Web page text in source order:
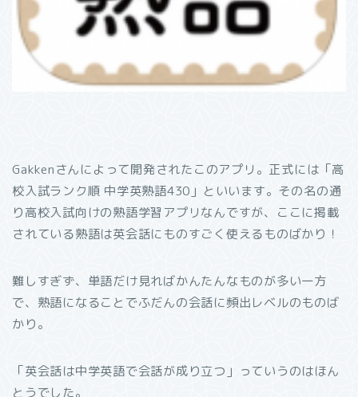
Gakkenさんによって開発されたこのアプリ。正式には「高
校入試ランク順 中学英熟語430」といいます。その名の通
り高校入試向けの熟語学習アプリなんですが、ここに掲載
されている熟語は英会話にものすごく使えるものばかり！
難しすぎず、単語だけ見ればかんたんなものが多い一方
で、熟語になることでふだんの会話に頻出レベルのものば
かり。
「英会話は中学英語で会話が成り立つ」っていうのはほん
とうでした。